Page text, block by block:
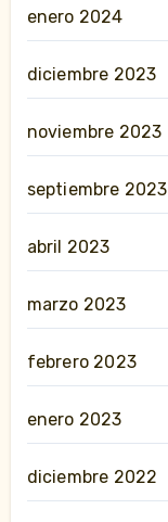
enero 2024
diciembre 2023
noviembre 2023
septiembre 2023
abril 2023
marzo 2023
febrero 2023
enero 2023
diciembre 2022